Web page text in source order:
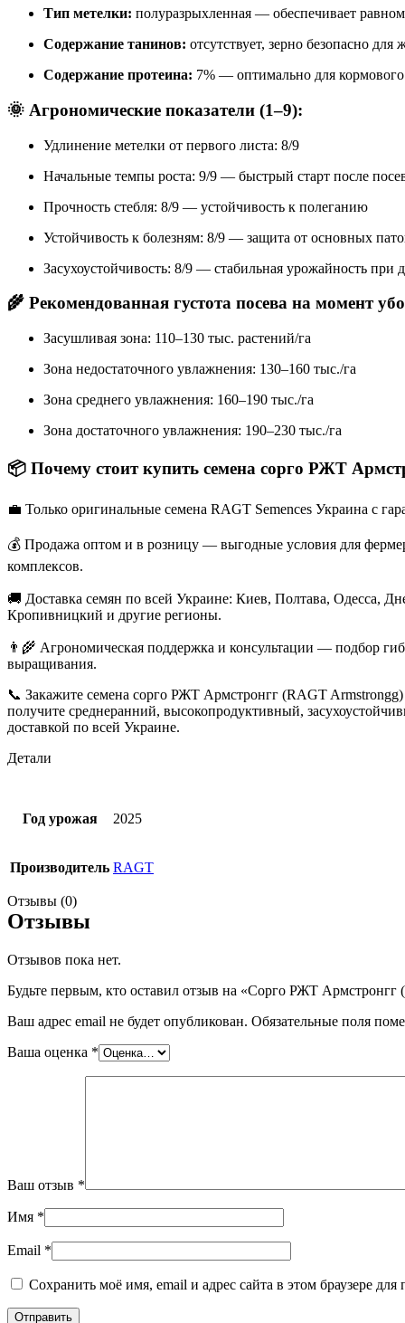
Тип метелки: полуразрыхленная — обеспечивает
Содержание танинов: отсутствует, зерно безопасно для
Содержание протеина: 7% — оптимально для
🌞 Агрономические показатели (1–9):
Удлинение метелки от первого листа: 8/9
Начальные темпы роста: 9/9 — быстрый старт после
Прочность стебля: 8/9 — устойчивость к полеганию
Устойчивость к болезням: 8/9 — защита от основных
Засухоустойчивость: 8/9 — стабильная урожайность при
🌾 Рекомендованная густота посева на момент
Засушливая зона: 110–130 тыс. растений/га
Зона недостаточного увлажнения: 130–160 тыс./га
Зона среднего увлажнения: 160–190 тыс./га
Зона достаточного увлажнения: 190–230 тыс./га
📦 Почему стоит купить семена сорго РЖТ
💼 Только оригинальные семена RAGT Semences Украина с
💰 Продажа оптом и в розницу — выгодные условия для
комплексов.
🚚 Доставка семян по всей Украине: Киев, Полтава, Одесса,
Кропивницкий и другие регионы.
👨‍🌾 Агрономическая поддержка и консультации — подбор
выращивания.
📞 Закажите семена сорго РЖТ Армстронгг (RAGT
получите среднеранний, высокопродуктивный,
доставкой по всей Украине.
Детали
Год урожая 2025
Производитель RAGT
Отзывы (0)
Отзывы
Отзывов пока нет.
Будьте первым, кто оставил отзыв на «Сорго РЖТ Армстронгг
Ваш адрес email не будет опубликован. Обязательные поля
Ваша оценка *
Ваш отзыв *
Имя *
Email *
Сохранить моё имя, email и адрес сайта в этом браузере